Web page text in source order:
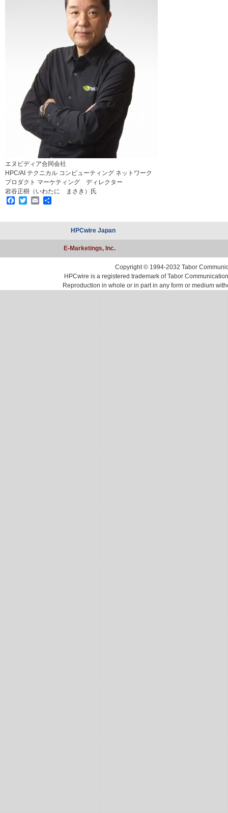
エヌビディア合同会社
HPC/AI テクニカル コンピューティング ネットワーク
プロダクト マーケティング ディレクター
岩谷正樹（いわたに まさき）氏
Facebook
TwitterEmail
共
HPCwire Japan
E-Marketings, Inc.
Copyright © 1994-2032 Tabor
HPCwire is a registered trademark of Tabor
Reproduction in whole or in part in any form or medium